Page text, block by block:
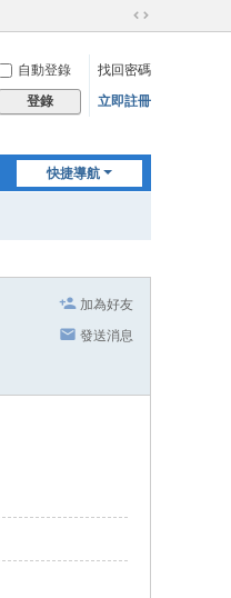
切
到
寬
自動登錄
找回密碼
登錄 立即註冊
快捷導航
加為好友
發送消息